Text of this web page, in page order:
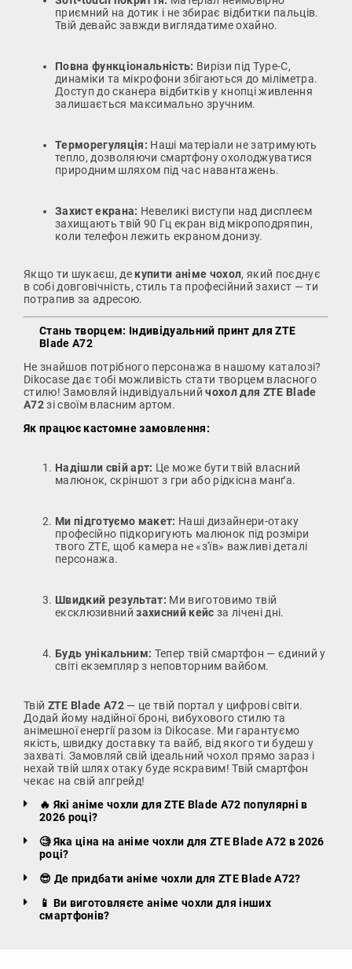
приємний на дотик і не збирає відбитки пальців.
Твій девайс завжди виглядатиме охайно.
Повна функціональність: Вирізи під Type-C,
динаміки та мікрофони збігаються до міліметра.
Доступ до сканера відбитків у кнопці живлення
залишається максимально зручним.
Терморегуляція: Наші матеріали не затримують
тепло, дозволяючи смартфону охолоджуватися
природним шляхом під час навантажень.
Захист екрана: Невеликі виступи над дисплеєм
захищають твій 90 Гц екран від мікроподряпин,
коли телефон лежить екраном донизу.
Якщо ти шукаєш, де купити аніме чохол, який поєднує
в собі довговічність, стиль та професійний захист — ти
потрапив за адресою.
Стань творцем: Індивідуальний принт для ZTE
Blade A72
Не знайшов потрібного персонажа в нашому каталозі?
Dikocase дає тобі можливість стати творцем власного
стилю! Замовляй індивідуальнийчохол для ZTE Blade
A72зі своїм власним артом.
Як працює кастомне замовлення:
Надішли свій арт: Це може бути твій власний
малюнок, скріншот з гри або рідкісна манґа.
Ми підготуємо макет: Наші дизайнери-отаку
професійно підкоригують малюнок під розміри
твого ZTE, щоб камера не «з'їв» важливі деталі
персонажа.
Швидкий результат: Ми виготовимо твій
ексклюзивнийзахисний кейс за лічені дні.
Будь унікальним: Тепер твій смартфон — єдиний у
світі екземпляр з неповторним вайбом.
Твій ZTE Blade A72 — це твій портал у цифрові світи.
Додай йому надійної броні, вибухового стилю та
анімешної енергії разом із Dikocase. Ми гарантуємо
якість, швидку доставку та вайб, від якого ти будеш у
захваті. Замовляй свій ідеальний чохол прямо зараз і
нехай твій шлях отаку буде яскравим! Твій смартфон
чекає на свій апгрейд!
🔥 Які аніме чохли для ZTE Blade A72 популярні в
2026 році?
🧐 Яка ціна на аніме чохли для ZTE Blade A72 в 2026
році?
😎 Де придбати аніме чохли для ZTE Blade A72?
📱 Ви виготовляєте аніме чохли для інших
смартфонів?